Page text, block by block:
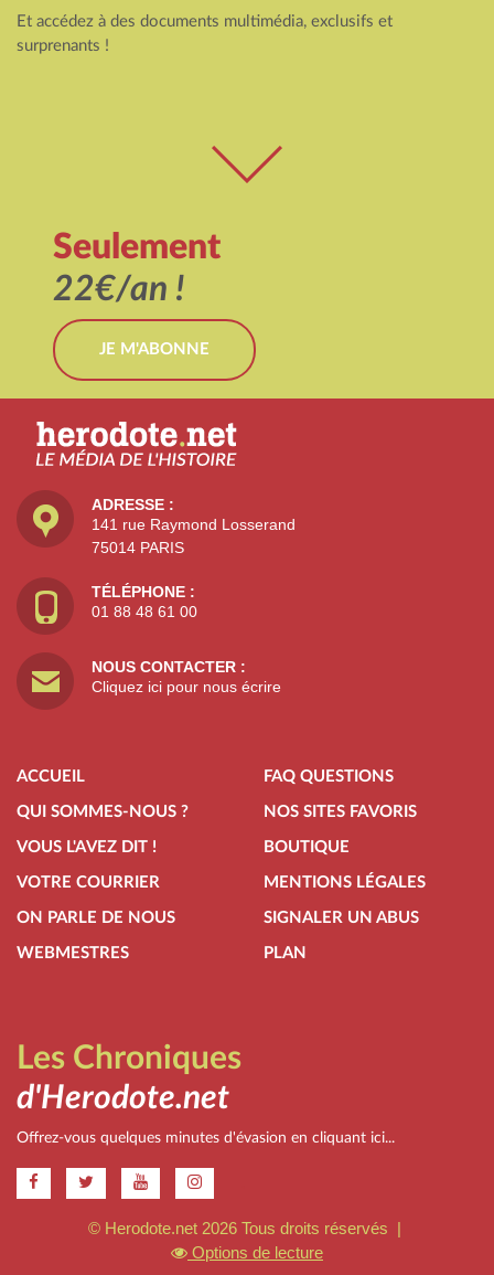
Et accédez à des documents multimédia, exclusifs et
surprenants !
Seulement
22€/an !
JE M'ABONNE
ADRESSE :
141 rue Raymond Losserand
75014 PARIS
TÉLÉPHONE :
01 88 48 61 00
NOUS CONTACTER :
Cliquez ici pour nous écrire
ACCUEIL
QUI SOMMES-NOUS ?
VOUS L'AVEZ DIT !
VOTRE COURRIER
ON PARLE DE NOUS
WEBMESTRES
FAQ QUESTIONS
NOS SITES FAVORIS
BOUTIQUE
MENTIONS LÉGALES
SIGNALER UN ABUS
PLAN
Les Chroniques
d'Herodote.net
Offrez-vous quelques minutes d'évasion en cliquant ici...
© Herodote.net 2026 Tous droits réservés |
Options de lecture